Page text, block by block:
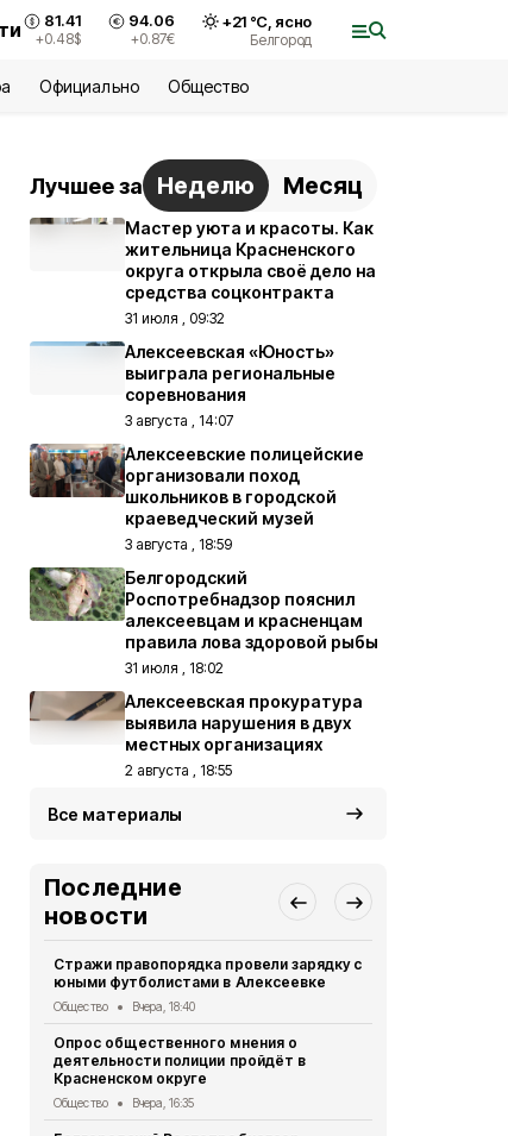
81.41
+0.48$
94.06
+0.87€
+21°С, ясно
Белгород
Официально Общество
Лучшее за Неделю Месяц
Мастер уюта и красоты. Как
жительница Красненского
округа открыла своё дело на
средства соцконтракта
31 июля , 09:32
Алексеевская «Юность»
выиграла региональные
соревнования
3 августа , 14:07
Алексеевские полицейские
организовали поход
школьников в городской
краеведческий музей
3 августа , 18:59
Белгородский
Роспотребнадзор пояснил
алексеевцам и красненцам
правила лова здоровой рыбы
31 июля , 18:02
Алексеевская прокуратура
выявила нарушения в двух
местных организациях
2 августа , 18:55
Все материалы
Последние
новости
Стражи правопорядка провели зарядку с
юными футболистами в Алексеевке
Общество Вчера, 18:40
Опрос общественного мнения о
деятельности полиции пройдёт в
Красненском округе
Общество Вчера, 16:35